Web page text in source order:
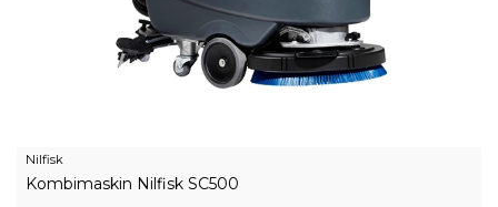
Nilfisk
Kombimaskin Nilfisk SC500